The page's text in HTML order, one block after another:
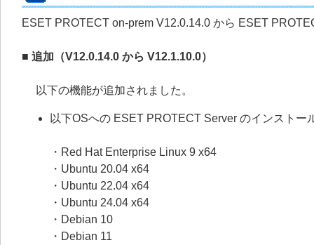
ESET PROTECT on-prem V12.0.14.0 から ESET
■ 追加（V12.0.14.0 から V12.1.10.0）
以下の機能が追加されました。
以下OSへの ESET PROTECT Server のインストー
・Red Hat Enterprise Linux 9 x64
・Ubuntu 20.04 x64
・Ubuntu 22.04 x64
・Ubuntu 24.04 x64
・Debian 10
・Debian 11